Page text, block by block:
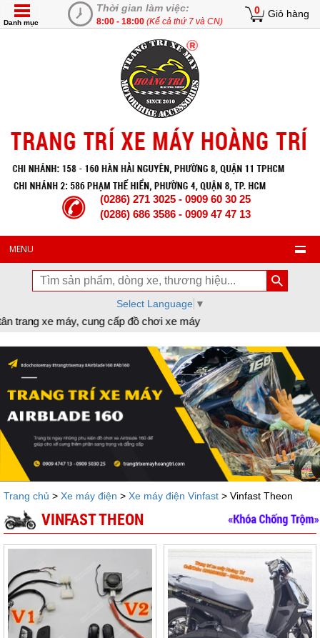
Thời gian làm việc:
8:00 - 18:00 (Kể cả thứ 7 và CN)
0 Giỏ hàng
Danh mục
(0286) 271 3025 - 0909 60 30 25
(0286) 686 3586 - 0909 47 47 13
MENU
Select Language ▼
xe máy, cung cấp đồ chơi xe máy
Trang chủ > Xe máy điện > Xe máy điện Vinfast > Vinfast Theon
VINFAST THEON